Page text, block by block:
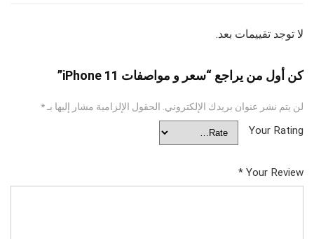
لا توجد تقييمات بعد.
كن أول من يراجع “سعر و مواصفات iPhone 11”
لن يتم نشر عنوان بريدك الإلكتروني. الحقول الإلزامية مشار إليها بـ*
Your Rating
Your Review
*